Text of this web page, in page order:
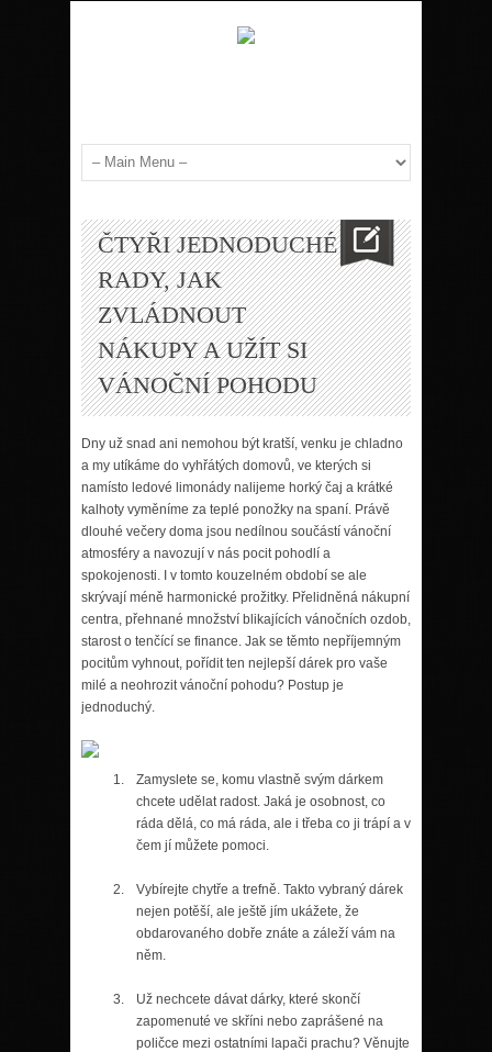
ČTYŘI JEDNODUCHÉ
RADY, JAK
ZVLÁDNOUT
NÁKUPY A UŽÍT SI
VÁNOČNÍ POHODU
Dny už snad ani nemohou být kratší, venku je chladno
a my utíkáme do vyhřátých domovů, ve kterých si
namísto ledové limonády nalijeme horký čaj a krátké
kalhoty vyměníme za teplé ponožky na spaní. Právě
dlouhé večery doma jsou nedílnou součástí vánoční
atmosféry a navozují v nás pocit pohodlí a
spokojenosti. I v tomto kouzelném období se ale
skrývají méně harmonické prožitky. Přelidněná nákupní
centra, přehnané množství blikajících vánočních ozdob,
starost o tenčící se finance. Jak se těmto nepříjemným
pocitům vyhnout, pořídit ten nejlepší dárek pro vaše
milé a neohrozit vánoční pohodu? Postup je
jednoduchý.
Zamyslete se, komu vlastně svým dárkem
chcete udělat radost. Jaká je osobnost, co
ráda dělá, co má ráda, ale i třeba co ji trápí a v
čem jí můžete pomoci.
Vybírejte chytře a trefně. Takto vybraný dárek
nejen potěší, ale ještě jím ukážete, že
obdarovaného dobře znáte a záleží vám na
něm.
Už nechcete dávat dárky, které skončí
zapomenuté ve skříni nebo zaprášené na
poličce mezi ostatními lapači prachu? Věnujte